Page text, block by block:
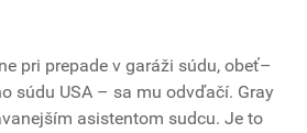
pri prepade v garáži súdu, obeť–
súdu USA – sa mu odvďačí. Gray
asistentom sudcu. Je to